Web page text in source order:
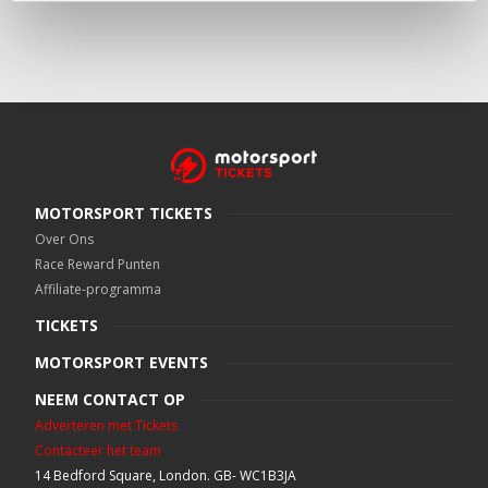
MOTORSPORT TICKETS
Over Ons
Race Reward Punten
Affiliate-programma
TICKETS
MOTORSPORT EVENTS
NEEM CONTACT OP
Adverteren met Tickets
Contacteer het team
14 Bedford Square, London. GB- WC1B3JA